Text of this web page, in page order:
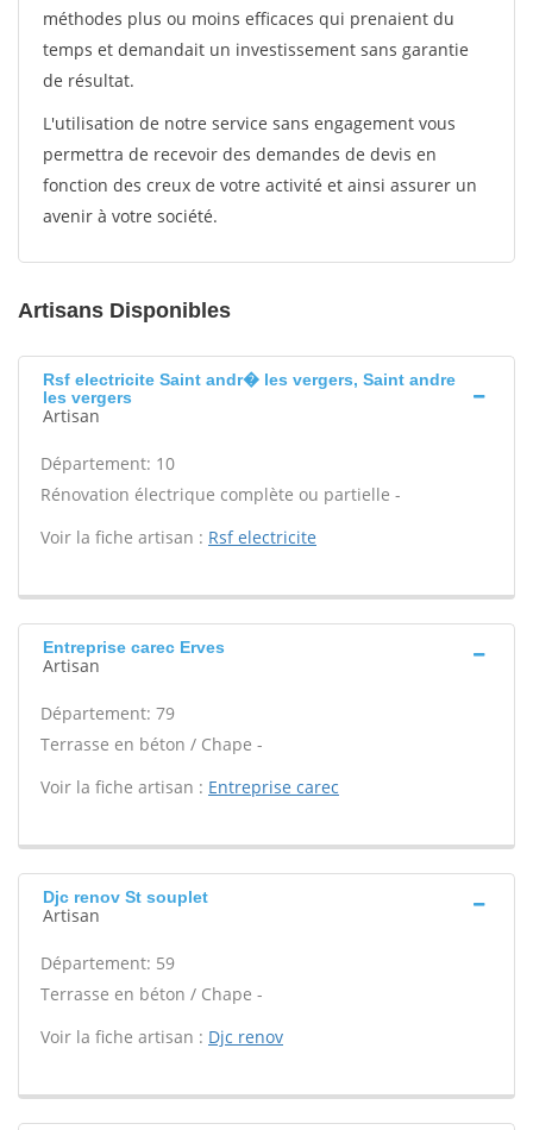
méthodes plus ou moins efficaces qui prenaient du
temps et demandait un investissement sans garantie
de résultat.
L'utilisation de notre service sans engagement vous
permettra de recevoir des demandes de devis en
fonction des creux de votre activité et ainsi assurer un
avenir à votre société.
Artisans Disponibles
Rsf electricite Saint andr� les vergers, Saint andre
les vergers
Artisan
Département: 10
Rénovation électrique complète ou partielle -
Voir la fiche artisan : Rsf electricite
Entreprise carec Erves
Artisan
Département: 79
Terrasse en béton / Chape -
Voir la fiche artisan : Entreprise carec
Djc renov St souplet
Artisan
Département: 59
Terrasse en béton / Chape -
Voir la fiche artisan : Djc renov